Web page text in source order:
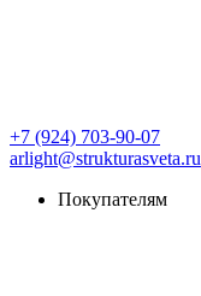
+7 (924) 703-90-07
arlight@strukturasveta.ru
Покупателям